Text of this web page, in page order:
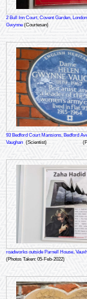
2 Bull Inn Court, Covent Garden,
Gwynne (Courtesan)
93 Bedford Court Mansions, Bedford
Vaughan (Scientist)
roadworks outside Parnell House,
(Photos Taken: 05-Feb-2022)